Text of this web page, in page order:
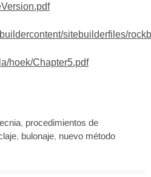
sitebuilderfiles/
hoek/Chapter5.pdf
, procedimientos de
, bulonaje, nuevo método